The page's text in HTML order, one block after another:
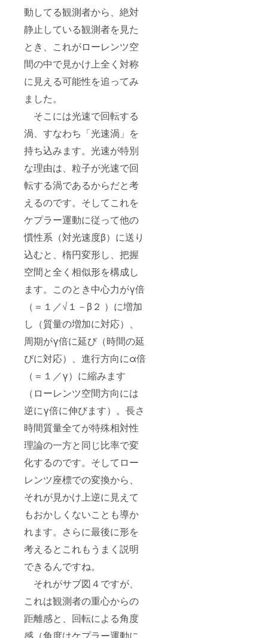
動してる観測者から、絶対
静止している観測者を見た
とき、これがローレンツ空
間の中で見かけ上全く対称
に見える可能性を追ってみ
ました。
そこには光速で回転する
渦、すなわち「光速渦」を
持ち込みます。光速が特別
な理由は、粒子が光速で回
転する渦であるからだと考
えるのです。そしてこれを
ケプラー運動に従って他の
慣性系（対光速度β）に送り
込むと、楕円変形し、把握
空間と全く相似形を構成し
ます。このとき中心力がγ倍
（＝１／√１－β２ ）に増加
し（質量の増加に対応）、
周期がγ倍に延び（時間の延
びに対応）、進行方向にα倍
（＝１／γ）に縮みます
（ローレンツ空間方向には
逆にγ倍に伸びます）。長さ
時間質量全てが特殊相対性
理論の一方と同じ比率で変
化するのです。そしてロー
レンツ座標での変換から、
それが見かけ上逆に見えて
もおかしくないことも導か
れます。さらに最後に形を
考えるとこれもうまく説明
できるんですね。
それがサブ図４ですが、
これは観測者の重心からの
距離感と、回転による角度